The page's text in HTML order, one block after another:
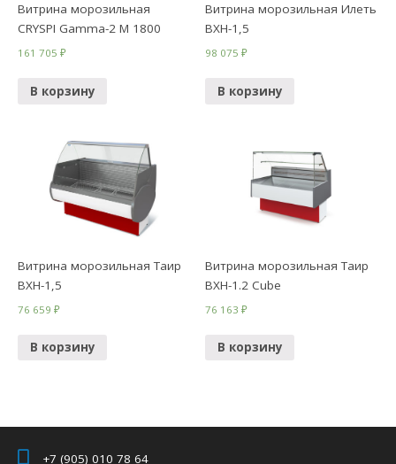
Витрина морозильная
CRYSPI Gamma-2 М 1800
161 705₽
В корзину
Витрина морозильная Илеть
ВХН-1,5
98 075₽
В корзину
Витрина морозильная Таир
ВХН-1,5
76 659₽
В корзину
Витрина морозильная Таир
ВХН-1.2 Cube
76 163₽
В корзину
+7 (905) 010 78 64